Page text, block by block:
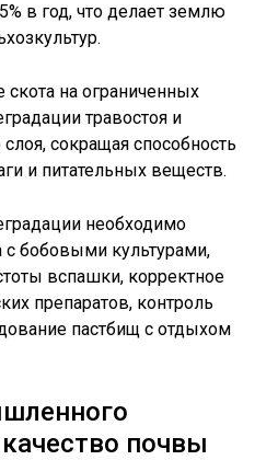
в год, что делает землю
на ограниченных
травостоя и
сокращая способность
и питательных веществ.
необходимо
с бобовыми культурами,
вспашки, корректное
препаратов, контроль
пастбищ с отдыхом
почвы